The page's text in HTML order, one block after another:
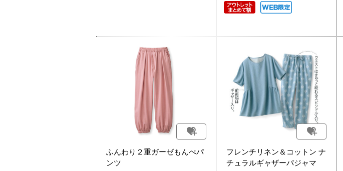
ふんわり２重ガーゼもんぺパ
ンツ
フレンチリネン＆コットン ナ
チュラルギャザーパジャマ